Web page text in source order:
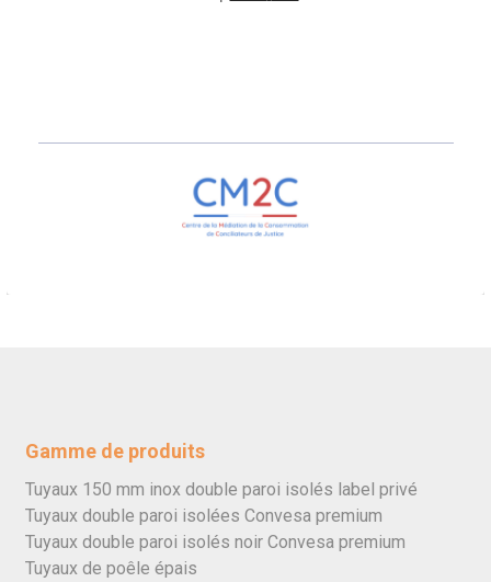
Gamme de produits
Tuyaux 150 mm inox double paroi isolés label privé
Tuyaux double paroi isolées Convesa premium
Tuyaux double paroi isolés noir Convesa premium
Tuyaux de poêle épais